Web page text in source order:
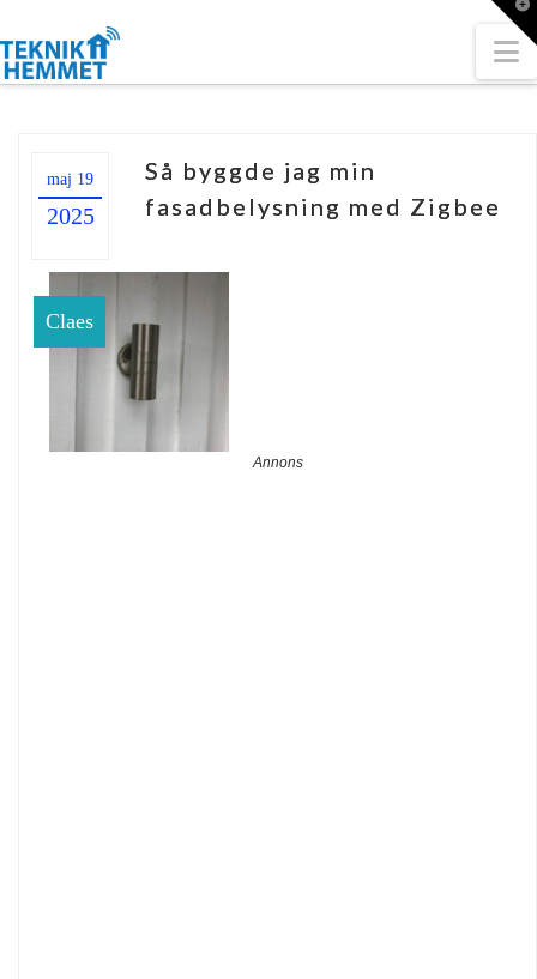
maj 19
2025
Så byggde jag min
fasadbelysning med Zigbee
Claes